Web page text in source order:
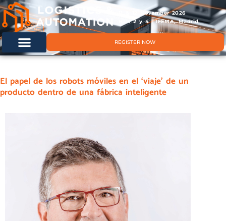
11 & 12 November 2026
Hals 2 y 4 | IFEMA, Madrid
REGISTER NOW
El papel de los robots móviles en el ‘viaje’ de un
producto dentro de una fábrica inteligente